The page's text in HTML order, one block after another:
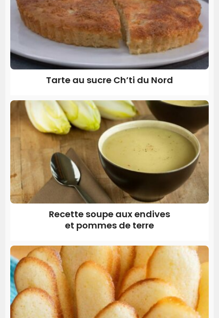
Tarte au sucre Ch’ti du Nord
Recette soupe aux endives
et pommes de terre